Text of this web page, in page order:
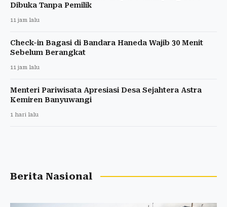
Dibuka Tanpa Pemilik
11 jam lalu
Check-in Bagasi di Bandara Haneda Wajib 30 Menit
Sebelum Berangkat
11 jam lalu
Menteri Pariwisata Apresiasi Desa Sejahtera Astra
Kemiren Banyuwangi
1 hari lalu
Berita Nasional